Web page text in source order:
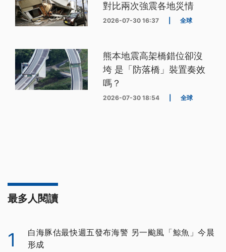
對比兩次強震各地災情
2026-07-30 16:37 全球
熊本地震高架橋錯位卻沒
垮 是「防落橋」裝置奏效
嗎？
2026-07-30 18:54 全球
最多人閱讀
1
白海豚估最快週五發布海警 另一颱風「鯨魚」今晨
形成